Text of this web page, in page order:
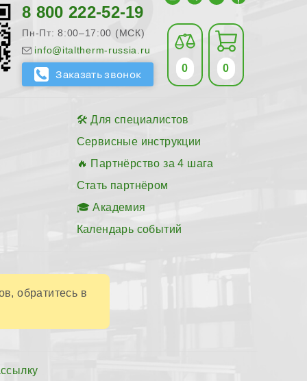
8 800 222-52-19
Пн-Пт: 8:00–17:00 (МСК)
info@italtherm-russia.ru
0 0
Для специалистов
Сервисные инструкции
Партнёрство за 4 шага
Стать партнёром
Академия
Календарь событий
обратитесь в